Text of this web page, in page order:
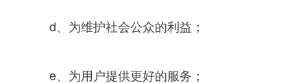
d、为维护社会公众的利益；
e、为用户提供更好的服务；